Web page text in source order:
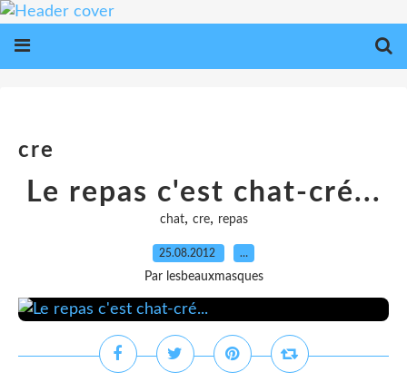
cre
Le repas c'est chat-cré...
chat, cre, repas
25.08.2012 …
Par lesbeauxmasques